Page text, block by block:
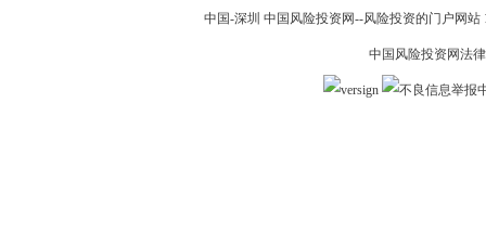
中国-深圳 中国风险投资网--风险投资的门户网
中国风险投资网法